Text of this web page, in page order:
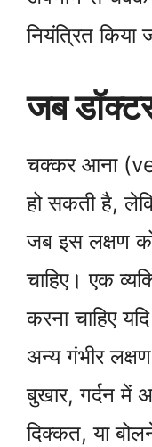
नियंत्रित किया
जब
चक्कर आना
हो सकती है,
जब इस लक्षण
चाहिए। एक
करना चाहिए
अन्य गंभीर
बुखार, गर्दन में
दिक्कत, या